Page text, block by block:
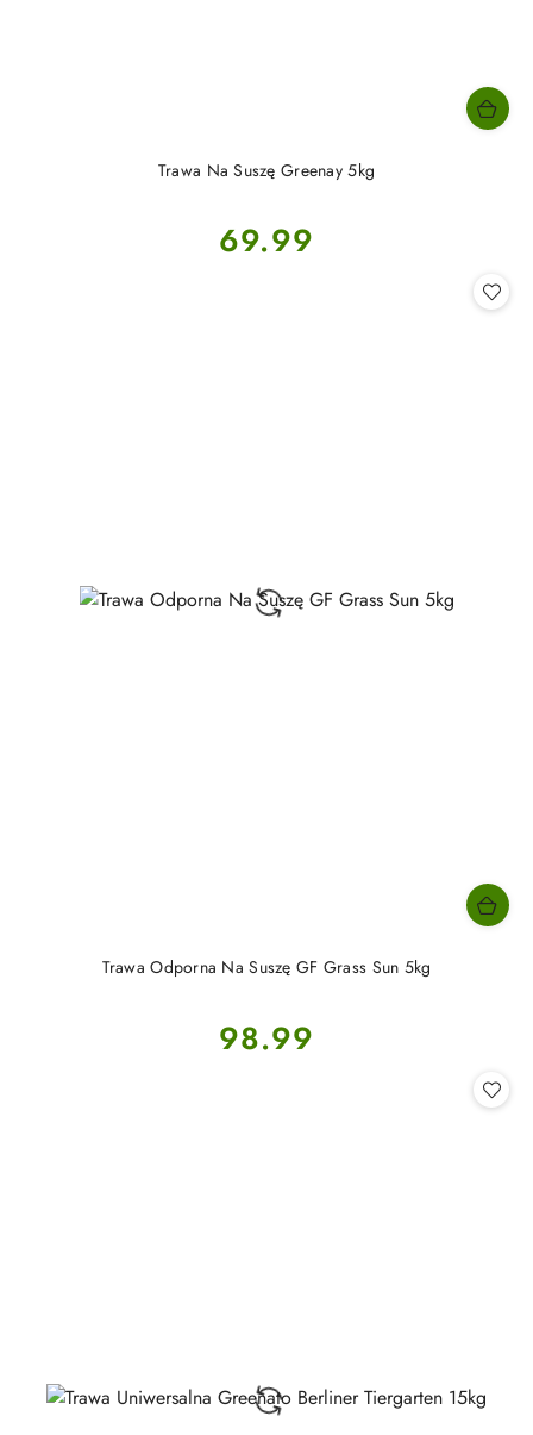
Trawa Na Suszę Greenay 5kg
Cena:
69.99
Trawa Odporna Na Suszę GF Grass Sun 5kg
Cena:
98.99